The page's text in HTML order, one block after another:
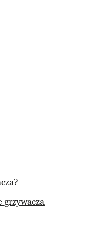
grzywacza